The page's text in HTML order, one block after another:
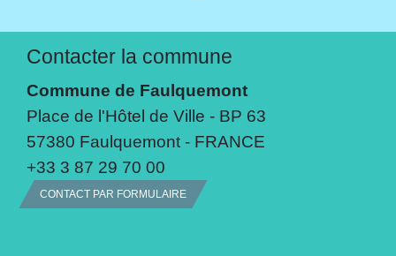
Contacter la commune
Commune de Faulquemont
Place de l'Hôtel de Ville - BP 63
57380 Faulquemont - FRANCE
+33 3 87 29 70 00
CONTACT PAR FORMULAIRE